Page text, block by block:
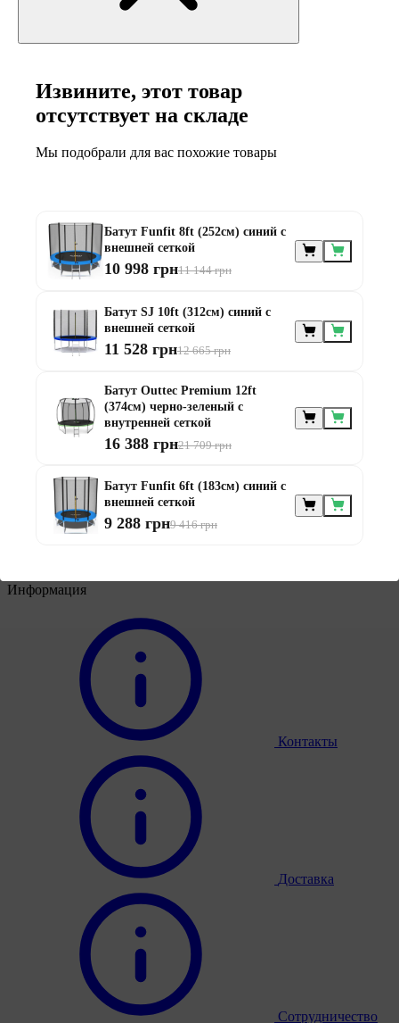
Офисные кресла и стулья
назначению
Мебель для балконов
Мебель для беседки
Мебель для дачи
Мебель для террасы
Информация
Контакты
Доставка
Сотрудничество
Извините, этот товар
отсутствует на складе
Мы подобрали для вас похожие товары
Батут Funfit 8ft (252см) синий с
внешней сеткой
10 998 грн11 144 грн
Батут SJ 10ft (312см) синий с
внешней сеткой
11 528 грн12 665 грн
Батут Outtec Premium 12ft
(374см) черно-зеленый с
внутренней сеткой
16 388 грн21 709 грн
Батут Funfit 6ft (183см) синий с
внешней сеткой
9 288 грн9 416 грн